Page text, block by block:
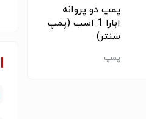
پمپ دو پروانه
ابارا 1 اسب (پمپ
سنتر)
پمپ